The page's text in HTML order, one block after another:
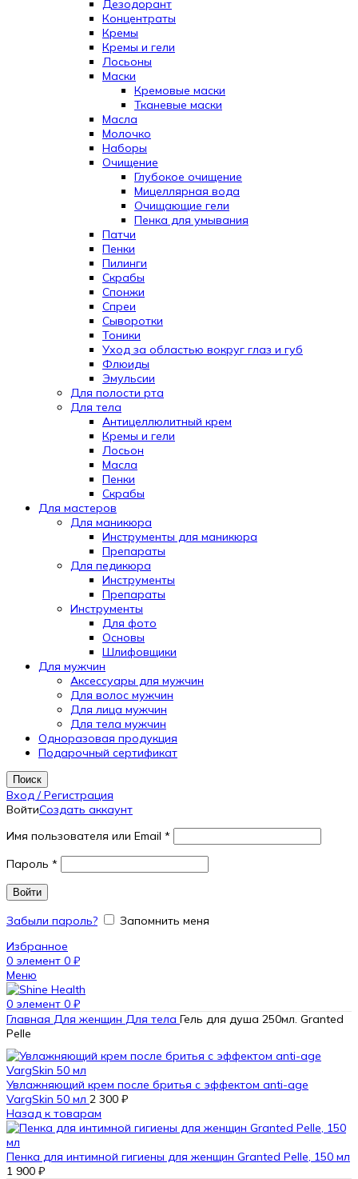
Дезодорант
Концентраты
Кремы
Кремы и гели
Лосьоны
Маски
Кремовые маски
Тканевые маски
Масла
Молочко
Наборы
Очищение
Глубокое очищение
Мицеллярная вода
Очищающие гели
Пенка для умывания
Патчи
Пенки
Пилинги
Скрабы
Спонжи
Спреи
Сыворотки
Тоники
Уход за областью вокруг глаз и губ
Флюиды
Эмульсии
Для полости рта
Для тела
Антицеллюлитный крем
Кремы и гели
Лосьон
Масла
Пенки
Скрабы
Для мастеров
Для маникюра
Инструменты для маникюра
Препараты
Для педикюра
Инструменты
Препараты
Инструменты
Для фото
Основы
Шлифовщики
Для мужчин
Аксессуары для мужчин
Для волос мужчин
Для лица мужчин
Для тела мужчин
Одноразовая продукция
Подарочный сертификат
Поиск
Вход / Регистрация
ВойтиСоздать аккаунт
Имя пользователя или Email *
Пароль *
Войти
Забыли пароль?
Запомнить меня
Избранное
0 элемент 0 ₽
Меню
0 элемент 0 ₽
Главная Для женщин Для тела Гель для душа 250мл. Granted
Pelle
Увлажняющий крем после бритья с эффектом anti-age
VargSkin 50 мл 2 300 ₽
Назад к товарам
Пенка для интимной гигиены для женщин Granted Pelle, 150 мл
1 900 ₽